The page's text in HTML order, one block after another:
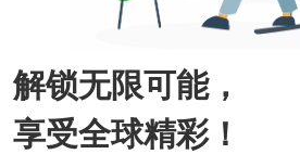
解锁无限可能，
享受全球精彩！